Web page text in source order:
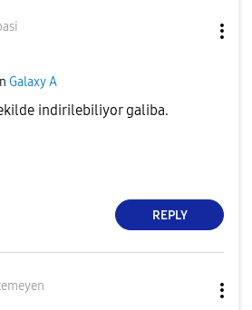
Galaxy A
indirilebiliyor galiba.
REPLY
meyen